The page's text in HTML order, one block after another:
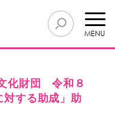
MENU
化財団 令和８
する助成」助